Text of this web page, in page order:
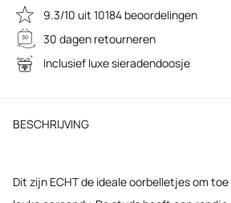
9.3/10 uit 10184 beoordelingen
30 dagen retourneren
Inclusief luxe sieradendoosje
BESCHRIJVING
Dit zijn ECHT de ideale oorbelletjes om